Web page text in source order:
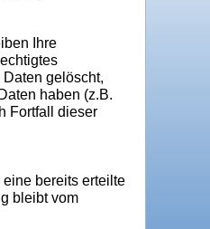
Ihre
gelöscht,
haben (z.B.
Fortfall dieser
bereits erteilte
bleibt vom